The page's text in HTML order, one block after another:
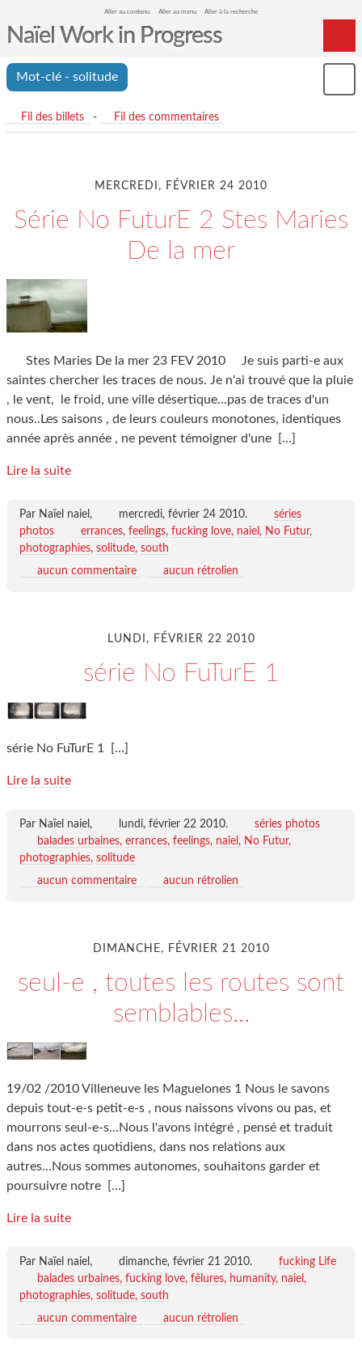
Aller au contenu Aller au menu Aller à la recherche
Naïel Work in Progress
Mot-clé - solitude
Fil des billets - Fil des commentaires
MERCREDI, FÉVRIER 24 2010
Série No FuturE 2 Stes Maries
De la mer
Stes Maries De la mer 23 FEV 2010 Je suis parti-e aux
saintes chercher les traces de nous. Je n'ai trouvé que la pluie
, le vent, le froid, une ville désertique...pas de traces d'un
nous..Les saisons , de leurs couleurs monotones, identiques
année après année , ne pevent témoigner d'une
[…]
Lire la suite
Par Naïel naiel, mercredi, février 24 2010.
séries
photos
errances feelings fucking love naiel
No Futur
photographies solitude south
aucun commentaire
aucun rétrolien
LUNDI, FÉVRIER 22 2010
série No FuTurE 1
série No FuTurE 1 […]
Lire la suite
Par Naïel naiel, lundi, février 22 2010.
séries photos
balades urbaines errances feelings naiel
No Futur
photographies solitude
aucun commentaire
aucun rétrolien
DIMANCHE, FÉVRIER 21 2010
seul-e , toutes les routes sont
semblables...
19/02 /2010 Villeneuve les Maguelones 1 Nous le savons
depuis tout-e-s petit-e-s , nous naissons vivons ou pas, et
mourrons seul-e-s...Nous l'avons intégré , pensé et traduit
dans nos actes quotidiens, dans nos relations aux
autres...Nous sommes autonomes, souhaitons garder et
poursuivre notre
[…]
Lire la suite
Par Naïel naiel, dimanche, février 21 2010.
fucking Life
balades urbaines fucking love fêlures humanity naiel
photographies solitude south
aucun commentaire
aucun rétrolien